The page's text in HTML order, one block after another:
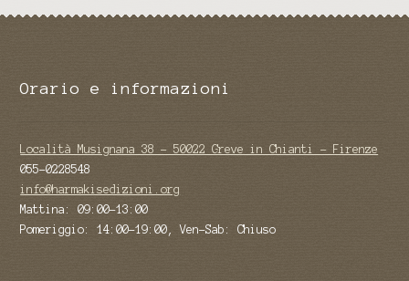
Orario e informazioni
Località Musignana 38 - 50022 Greve in Chianti - Firenze
055-0228548
info@harmakisedizioni.org
Mattina: 09:00-13:00
Pomeriggio: 14:00-19:00, Ven-Sab: Chiuso